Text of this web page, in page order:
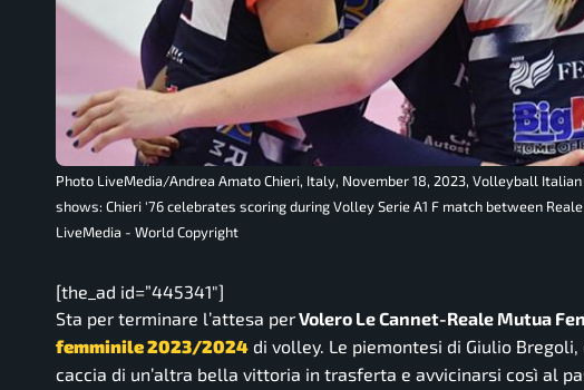
Photo LiveMedia/Andrea Amato Chieri, Italy, November 18, 2023, Volleyball
shows: Chieri '76 celebrates scoring during Volley Serie A1 F match between
LiveMedia - World Copyright
[the_ad id=”445341″]
Sta per terminare l’attesa perVolero Le Cannet-Reale Mutua
femminile 2023/2024 di volley. Le piemontesi di Giulio
caccia di un’altra bella vittoria in trasferta e avvicinarsi così al